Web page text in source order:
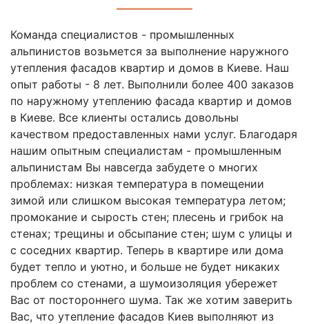
Команда специалистов - промышленных
альпинистов возьмется за выполнение наружного
утепления фасадов квартир и домов в Киеве. Наш
опыт работы - 8 лет. Выполнили более 400 заказов
по наружному утеплению фасада квартир и домов
в Киеве. Все клиенты остались довольны
качеством предоставленных нами услуг. Благодаря
нашим опытным специалистам - промышленным
альпинистам Вы навсегда забудете о многих
проблемах: низкая температура в помещении
зимой или слишком высокая температура летом;
промокание и сырость стен; плесень и грибок на
стенах; трещины и обсыпание стен; шум с улицы и
с соседних квартир. Теперь в квартире или дома
будет тепло и уютно, и больше не будет никаких
проблем со стенами, а шумоизоляция убережет
Вас от постороннего шума. Так же хотим заверить
Вас, что утепление фасадов Киев выполняют из